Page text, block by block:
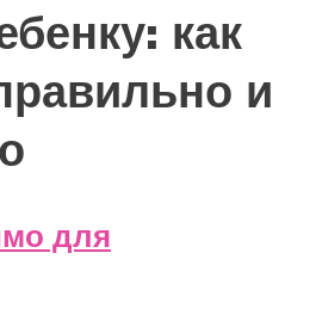
как
и
для